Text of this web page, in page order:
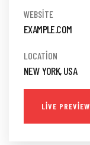
WEBSITE
EXAMPLE.COM
LOCATION
NEW YORK, USA
LIVE PREVIEW